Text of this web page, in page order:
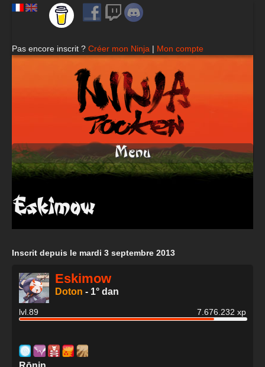
Pas encore inscrit ? Créer mon Ninja | Mon compte
Menu
Eskimow
Inscrit depuis le mardi 3 septembre 2013
Eskimow
Doton - 1° dan
lvl.89 7.676.232 xp